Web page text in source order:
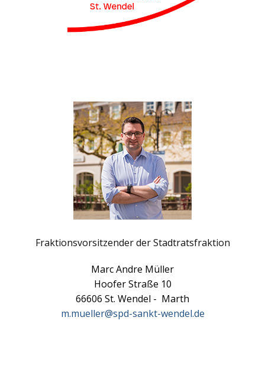
Fraktionsvorsitzender der Stadtratsfraktion
Marc Andre Müller
Hoofer Straße 10
66606 St. Wendel - Marth
m.mueller@spd-sankt-wendel.de